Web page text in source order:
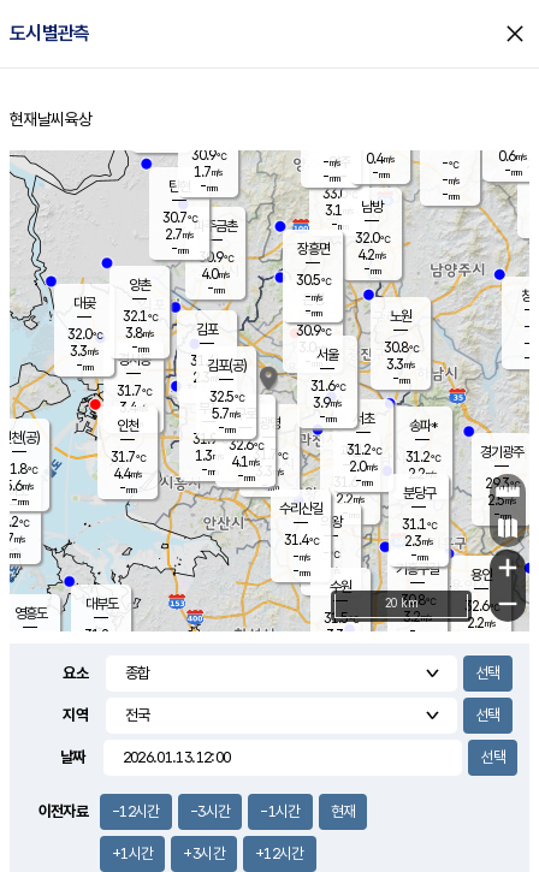
도시별관측 close
홈
현재날씨 육상
의도
℃
m/s
mm
영흥도
양주
33.0℃
3.1
-mm
과천
31.6℃
2.2m/s
- mm
용인
32.6℃
2.2m/s
경기광주
29.3℃
2.5m/s
-mm
3.4m/s
대부도
31.2
경서동
31.7℃
3.4 m/s
-mm
파주금촌
30.9℃
4.0m/s
-mm
-℃
-m/s
-mm
대곶
32.0℃
3.3m/s
-mm
창
-
-m/
-
탄현
30.7℃
2.7m/s
-mm
0.6m/s
-mm
의왕
- ℃
m/s
mm
김포
31.4℃
2.3 m/s
mm
광명
31.7 ℃
3.3 m/s
-mm
부천
31.9℃
1.3m/s
-mm
양촌
32.1℃
3.8m/s
-mm
구로
32.6℃
4.1 m/s
-mm
은평
30.9℃
3.0 m/s
- mm
노원
30.8℃
3.3m/s
-mm
송파*
31.2℃
2.2m/s
-mm
서초
31.2℃
2.0m/s
-mm
남방
32.0℃
4.2m/s
-mm
기흥구갈
30.8℃
3.2m/s
-
수리산길
31.4℃
-m/s
-mm
분당구
31.1℃
2.3m/s
-mm
장흥면
30.5℃
-m/s
-mm
-m/s
-mm
인천(공)
31.8℃
5.6m/s
-mm
김포(공)
32.5℃
5.7m/s
-mm
수원
31.5℃
3.3 m/s
인천
31.7℃
4.4m/s
-mm
서울
31.6℃
3.9m/s
-mm
30.9℃
1.7m/s
-mm
0.4m/s
-mm
+
−
20 km
요소
지역
날짜
이전자료 -12시간 -3시간 -1시간 현재
+1시간 +3시간 +12시간